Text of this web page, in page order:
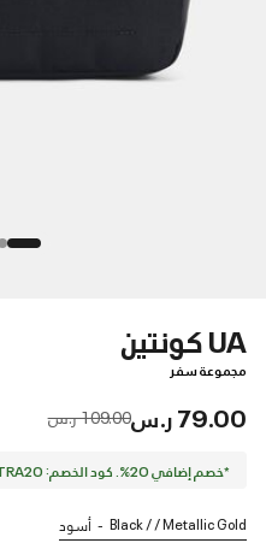
UA كونتين
مجموعة سفر
79.00 ر.س Price reduced from
109.00 ر.س to
*خصم إضافي 20%. كود الخصم: EXTRA20
Black / / Metallic Gold أسود